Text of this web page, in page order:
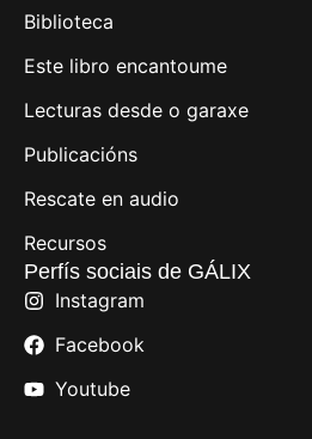
Biblioteca
Este libro encantoume
Lecturas desde o garaxe
Publicacións
Rescate en audio
Recursos
Perfís sociais de GÁLIX
Instagram
Facebook
Youtube